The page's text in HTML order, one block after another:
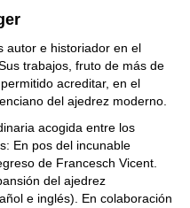
autor e historiador en el
trabajos, fruto de más de
acreditar, en el
del ajedrez moderno.
acogida entre los
En pos del incunable
de Francesch Vicent.
del ajedrez
e inglés). En colaboración